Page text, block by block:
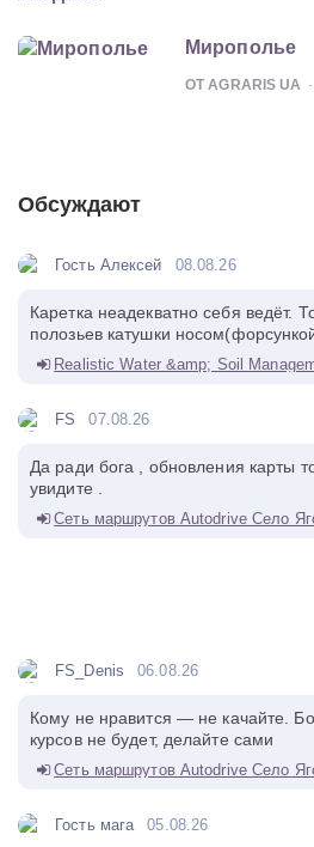
Мирополье
ОТ AGRARIS UA
Обсуждают
Гость Алексей 08.08.26
Каретка неадекватно себя ведёт.
полозьев катушки
Realistic Water &amp; Soil
FS 07.08.26
Да ради бога , обновления карты
увидите .
Сеть маршрутов Autodrive Село
FS_Denis 06.08.26
Кому не нравится — не качайте.
курсов не будет, делайте сами
Сеть маршрутов Autodrive Село
Гость мага 05.08.26